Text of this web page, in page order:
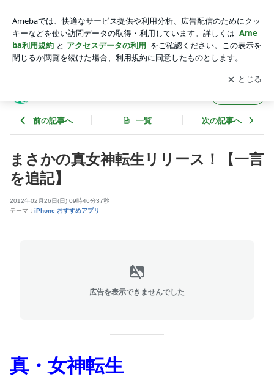
沌の(ry 〜アプリをダウンロードして ブログの更新通知
を受け取りまし
ょう。
開く
前の記事へ 一覧 次の記事へ
まさかの真女神転生リリース！【一言
を追記】
2012年02月26日(日) 09時46分37秒
テーマ： iPhone おすすめアプリ
広告を表示できませんでした
真・女神転生